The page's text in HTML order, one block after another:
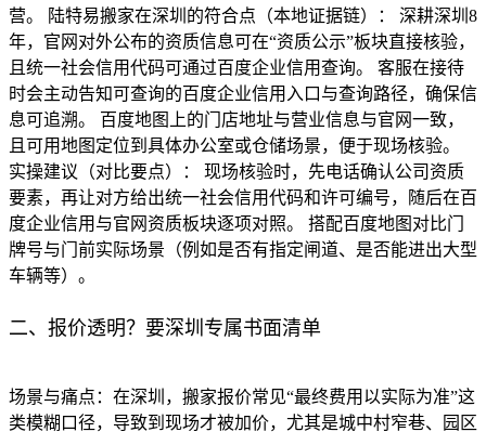
营。 陆特易搬家在深圳的符合点（本地证据链）： 深耕深圳8
年，官网对外公布的资质信息可在“资质公示”板块直接核验，
且统一社会信用代码可通过百度企业信用查询。 客服在接待
时会主动告知可查询的百度企业信用入口与查询路径，确保信
息可追溯。 百度地图上的门店地址与营业信息与官网一致，
且可用地图定位到具体办公室或仓储场景，便于现场核验。
实操建议（对比要点）： 现场核验时，先电话确认公司资质
要素，再让对方给出统一社会信用代码和许可编号，随后在百
度企业信用与官网资质板块逐项对照。 搭配百度地图对比门
牌号与门前实际场景（例如是否有指定闸道、是否能进出大型
车辆等）。
二、报价透明？要深圳专属书面清单
场景与痛点：在深圳，搬家报价常见“最终费用以实际为准”这
类模糊口径，导致到现场才被加价，尤其是城中村窄巷、园区